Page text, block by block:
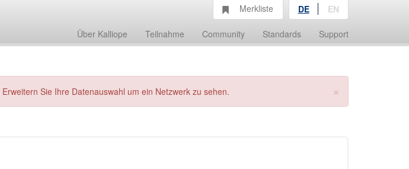
Über Kalliope Teilnahme Community Standards Support
Merkliste DE EN
×
Erweitern Sie Ihre Datenauswahl um ein Netzwerk zu sehen.